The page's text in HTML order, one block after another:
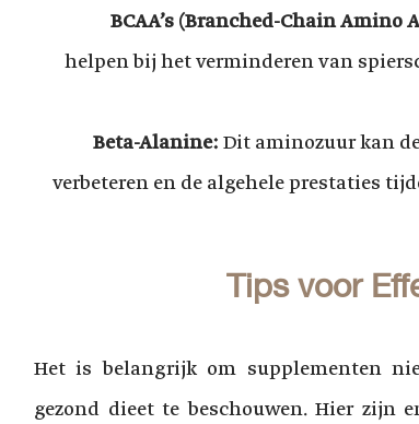
BCAA’s (Branched-Chain Amino
helpen bij het verminderen van
Beta-Alanine: Dit aminozuur kan
verbeteren en de algehele prestaties
Tips voor
Het is belangrijk om supplementen
gezond dieet te beschouwen. Hier zijn